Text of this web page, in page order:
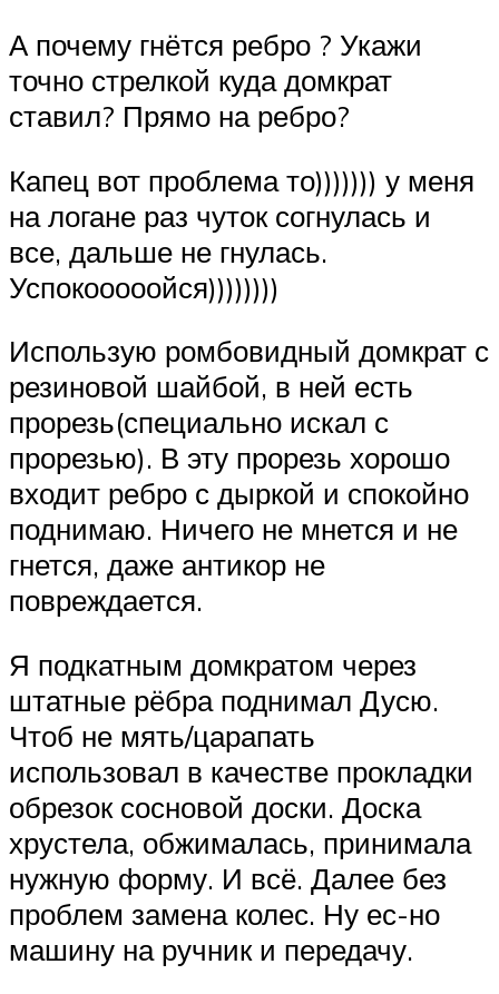
А почему гнётся ребро ? Укажи
точно стрелкой куда домкрат
ставил? Прямо на ребро?
Капец вот проблема то))))))) у меня
на логане раз чуток согнулась и
все, дальше не гнулась.
Успокооооойся))))))))
Использую ромбовидный домкрат с
резиновой шайбой, в ней есть
прорезь(специально искал с
прорезью). В эту прорезь хорошо
входит ребро с дыркой и спокойно
поднимаю. Ничего не мнется и не
гнется, даже антикор не
повреждается.
Я подкатным домкратом через
штатные рёбра поднимал Дусю.
Чтоб не мять/царапать
использовал в качестве прокладки
обрезок сосновой доски. Доска
хрустела, обжималась, принимала
нужную форму. И всё. Далее без
проблем замена колес. Ну ес-но
машину на ручник и передачу.